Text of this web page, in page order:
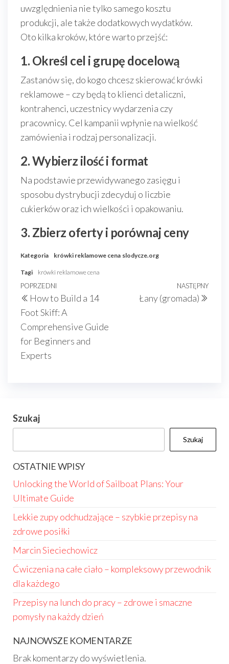
uwzględnienia nie tylko samego kosztu
produkcji, ale także dodatkowych wydatków.
Oto kilka kroków, które warto przejść:
1. Określ cel i grupę docelową
Zastanów się, do kogo chcesz skierować krówki
reklamowe – czy będą to klienci detaliczni,
kontrahenci, uczestnicy wydarzenia czy
pracownicy. Cel kampanii wpłynie na wielkość
zamówienia i rodzaj personalizacji.
2. Wybierz ilość i format
Na podstawie przewidywanego zasięgu i
sposobu dystrybucji zdecyduj o liczbie
cukierków oraz ich wielkości i opakowaniu.
3. Zbierz oferty i porównaj ceny
Kategoria krówki reklamowe cena slodycze.org
Tagi krówki reklamowe cena
Nawigacja
wpisu
Poprzedni
wpis
POPRZEDNI
How to Build a 14
Foot Skiff: A
Comprehensive Guide
for Beginners and
Experts
NASTĘPNY
Łany (gromada)
Szukaj
Szukaj
OSTATNIE WPISY
Unlocking the World of Sailboat Plans: Your
Ultimate Guide
Lekkie zupy odchudzające – szybkie przepisy na
zdrowe posiłki
Marcin Sieciechowicz
Ćwiczenia na całe ciało – kompleksowy przewodnik
dla każdego
Przepisy na lunch do pracy – zdrowe i smaczne
pomysły na każdy dzień
NAJNOWSZE KOMENTARZE
Brak komentarzy do wyświetlenia.